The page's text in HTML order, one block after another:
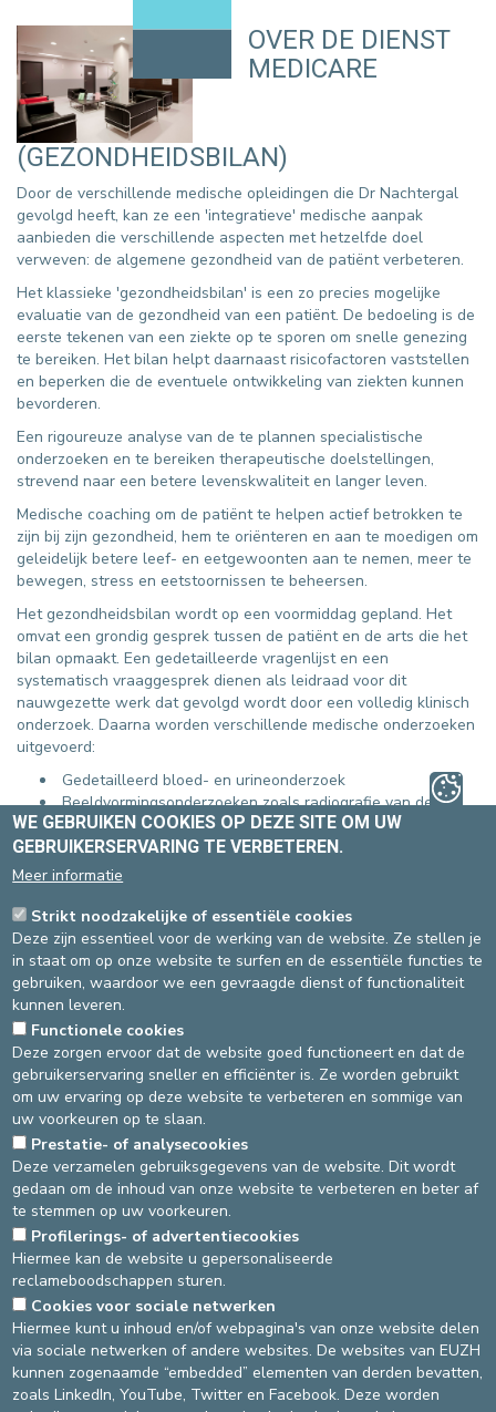
OVER DE DIENST
MEDICARE
(GEZONDHEIDSBILAN)
Door de verschillende medische opleidingen die Dr Nachtergal
gevolgd heeft, kan ze een 'integratieve' medische aanpak
aanbieden die verschillende aspecten met hetzelfde doel
verweven: de algemene gezondheid van de patiënt verbeteren.
Het klassieke 'gezondheidsbilan' is een zo precies mogelijke
evaluatie van de gezondheid van een patiënt. De bedoeling is de
eerste tekenen van een ziekte op te sporen om snelle genezing
te bereiken. Het bilan helpt daarnaast risicofactoren vaststellen
en beperken die de eventuele ontwikkeling van ziekten kunnen
bevorderen.
Een rigoureuze analyse van de te plannen specialistische
onderzoeken en te bereiken therapeutische doelstellingen,
strevend naar een betere levenskwaliteit en langer leven.
Medische coaching om de patiënt te helpen actief betrokken te
zijn bij zijn gezondheid, hem te oriënteren en aan te moedigen om
geleidelijk betere leef- en eetgewoonten aan te nemen, meer te
bewegen, stress en eetstoornissen te beheersen.
Het gezondheidsbilan wordt op een voormiddag gepland. Het
omvat een grondig gesprek tussen de patiënt en de arts die het
bilan opmaakt. Een gedetailleerde vragenlijst en een
systematisch vraaggesprek dienen als leidraad voor dit
nauwgezette werk dat gevolgd wordt door een volledig klinisch
onderzoek. Daarna worden verschillende medische onderzoeken
uitgevoerd:
Gedetailleerd bloed- en urineonderzoek
Beeldvormingsonderzoeken zoals radiografie van de
longen, echografie van de buik of van de prostaat
Hartonderzoek met eenvoudig ECG of inspanningsproef
Op basis van de leeftijd, het geslacht en de opgespoorde
klinische gegevens worden zo nodig andere onderzoeken
voorgesteld: gynaecologisch onderzoek of borstonderzoek,
botdensitometrie, klassieke of virtuele colonoscopie,
oftalmologisch bilan.
Al deze informatie wordt samengevat in een volledig medisch
verslag dat de eigendom is van de betrokken patiënt.
MEER INFORMATIE
Folders
Bron: Ploeg Medicare -Laatste update : 17/02/2020
Source
Dienst communicatie
Dernière modification
22/03/2026
DEVELOP / REDUCE
asbl Cliniques de l’Europe – Europa Ziekenhuizen vzw
N° d’entreprise : 0432011571
WE GEBRUIKEN COOKIES OP DEZE SITE OM UW
GEBRUIKERSERVARING TE VERBETEREN.
Meer informatie
Strikt noodzakelijke of essentiële cookies
Deze zijn essentieel voor de werking van de website. Ze stellen je
in staat om op onze website te surfen en de essentiële functies te
gebruiken, waardoor we een gevraagde dienst of functionaliteit
kunnen leveren.
Functionele cookies
Deze zorgen ervoor dat de website goed functioneert en dat de
gebruikerservaring sneller en efficiënter is. Ze worden gebruikt
om uw ervaring op deze website te verbeteren en sommige van
uw voorkeuren op te slaan.
Prestatie- of analysecookies
Deze verzamelen gebruiksgegevens van de website. Dit wordt
gedaan om de inhoud van onze website te verbeteren en beter af
te stemmen op uw voorkeuren.
Profilerings- of advertentiecookies
Hiermee kan de website u gepersonaliseerde
reclameboodschappen sturen.
Cookies voor sociale netwerken
Hiermee kunt u inhoud en/of webpagina's van onze website delen
via sociale netwerken of andere websites. De websites van EUZH
kunnen zogenaamde “embedded” elementen van derden bevatten,
zoals LinkedIn, YouTube, Twitter en Facebook. Deze worden